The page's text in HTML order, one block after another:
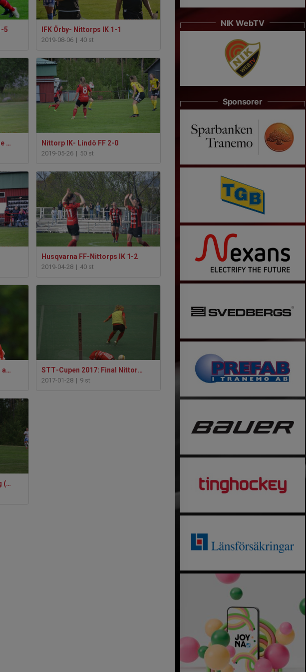
5 IFK Örby- Nittorps IK 1-1
2019-08-06 | 40 st
Nittorps IK- Valinge/Derome DFF 2-2 Nittorp IK- Lindö FF 2-0
2019-05-26 | 50 st
Husqvarna FF-Nittorps IK 1-2
2019-04-28 | 40 st
Sportfotograf: matchbilder augusti 2017 STT-Cupen 2017: Final Nittorp - Bergdalen
2017-01-28 | 9 st
Nittorps IK - IFK Norrköping (2016-06-22)
NIK WebTV
Sponsorer